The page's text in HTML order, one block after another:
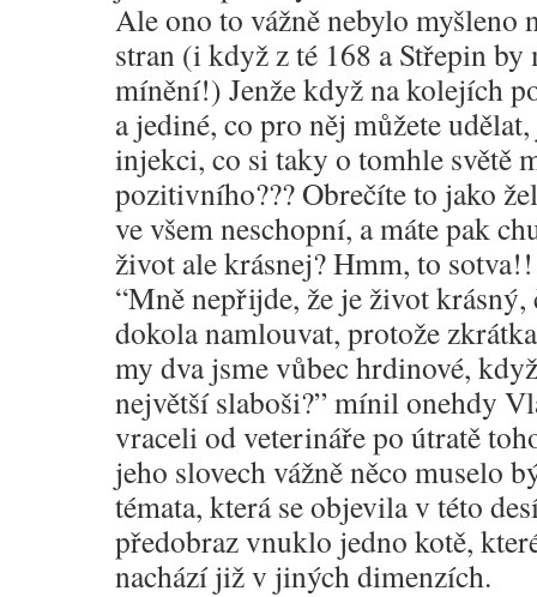
Ale ono to vážně nebylo myšleno
stran (i když z té 168 a Střepin
mínění!) Jenže když na kolejích
a jediné, co pro něj můžete
injekci, co si taky o tomhle světě
pozitivního??? Obrečíte to jako
ve všem neschopní, a máte pak
život ale krásnej? Hmm, to
“Mně nepřijde, že je život
dokola namlouvat, protože
my dva jsme vůbec hrdinové,
největší slaboši?” mínil onehdy
vraceli od veterináře po útratě
jeho slovech vážně něco muselo
témata, která se objevila v této
předobraz vnuklo jedno kotě,
nachází již v jiných dimenzích.